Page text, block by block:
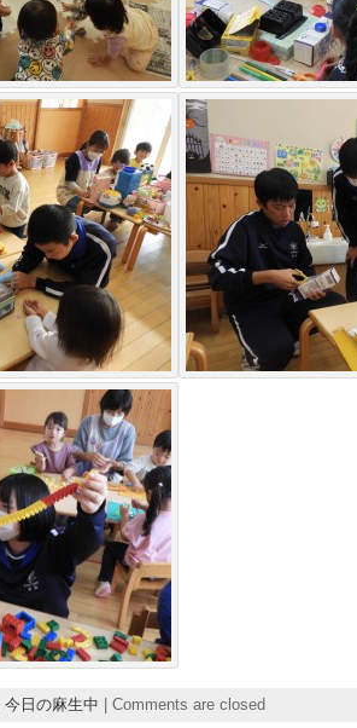
今日の麻生中 Comments are closed